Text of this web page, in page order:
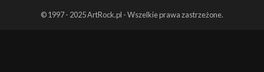
© 1997 - 2025 ArtRock.pl - Wszelkie prawa zastrzeżone.